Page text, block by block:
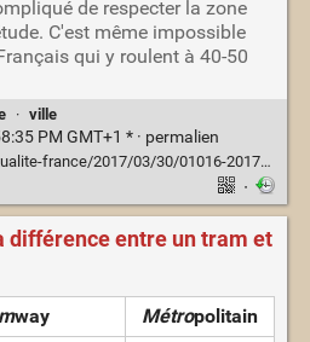
de respecter la zone
C'est même impossible
qui y roulent à 40-50
· ville
PM GMT+1 * · permalien
l-automobiliste-commet-neuf-infractions-sur-un-meme-trajet.php
·
différence entre un tram et
way Métropolitain